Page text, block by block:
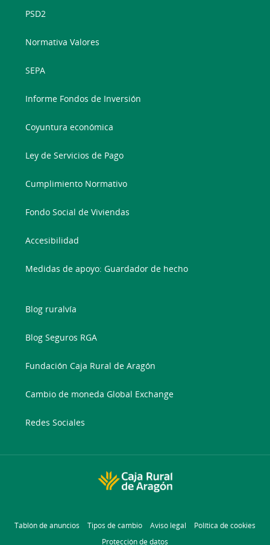
PSD2
Normativa Valores
SEPA
Informe Fondos de Inversión
Coyuntura económica
Ley de Servicios de Pago
Cumplimiento Normativo
Fondo Social de Viviendas
Accesibilidad
Medidas de apoyo: Guardador de hecho
Blog ruralvía
Blog Seguros RGA
Fundación Caja Rural de Aragón
Cambio de moneda Global Exchange
Redes Sociales
Tablón de anuncios Tipos de cambio Aviso legal
Política de cookies
Protección de datos